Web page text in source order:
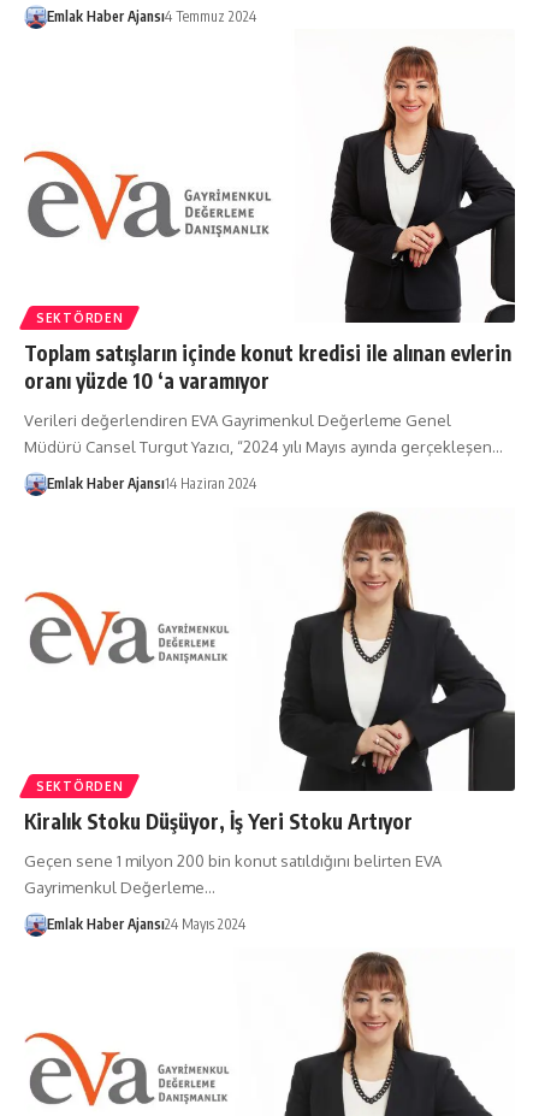
Emlak Haber Ajansı4 Temmuz 2024
SEKTÖRDEN
Toplam satışların içinde konut kredisi ile alınan evlerin
oranı yüzde 10 ‘a varamıyor
Verileri değerlendiren EVA Gayrimenkul Değerleme Genel
Müdürü Cansel Turgut Yazıcı, “2024 yılı Mayıs ayında gerçekleşen…
Emlak Haber Ajansı14 Haziran 2024
SEKTÖRDEN
Kiralık Stoku Düşüyor, İş Yeri Stoku Artıyor
Geçen sene 1 milyon 200 bin konut satıldığını belirten EVA
Gayrimenkul Değerleme…
Emlak Haber Ajansı24 Mayıs 2024